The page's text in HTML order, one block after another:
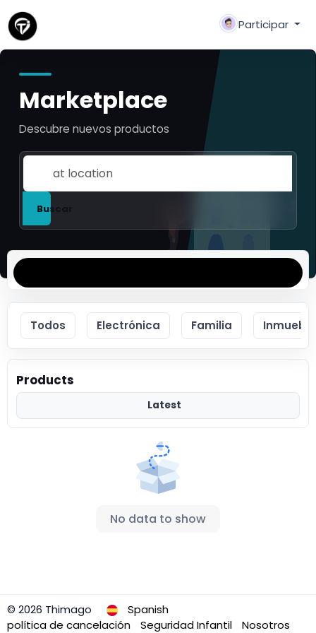
Participar
Marketplace
Descubre nuevos productos
Buscar
Todos Electrónica Familia
Products
Latest
No data to show
© 2026 Thimago
Spanish
política de cancelación
Seguridad Infantil Nosotros